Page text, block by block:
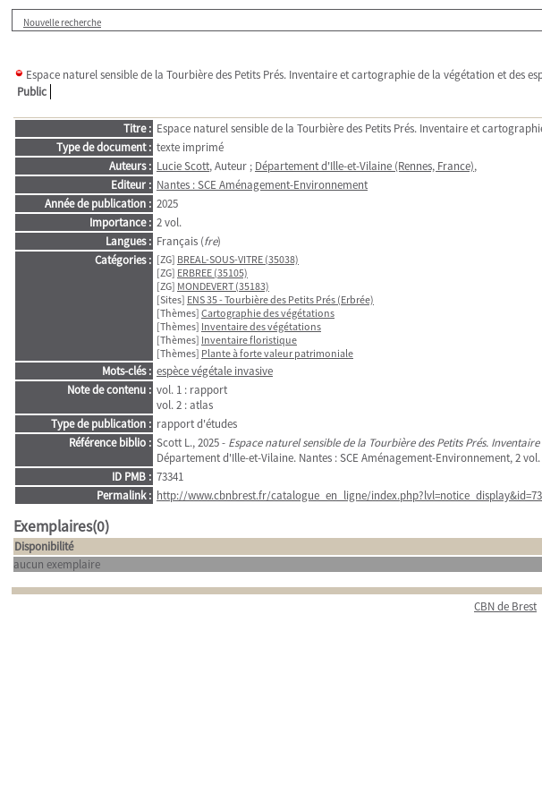
Nouvelle recherche
Espace naturel sensible de la Tourbière des Petits Prés. Inventaire et cartographie de la végétation et des
Public
Titre : Espace naturel sensible de la Tourbière des Petits Prés. Inventaire et
Type de document : texte imprimé
Auteurs : Lucie Scott, Auteur ; Département d'Ille-et-Vilaine (Rennes, France),
Editeur : Nantes : SCE Aménagement-Environnement
Année de publication : 2025
Importance : 2 vol.
Langues : Français (fre)
Catégories : [ZG] BREAL-SOUS-VITRE (35038)
[ZG] ERBREE (35105)
[ZG] MONDEVERT (35183)
[Sites] ENS 35 - Tourbière des Petits Prés (Erbrée)
[Thèmes] Cartographie des végétations
[Thèmes] Inventaire des végétations
[Thèmes] Inventaire floristique
[Thèmes] Plante à forte valeur patrimoniale
Mots-clés : espèce végétale invasive
Note de contenu : vol. 1 : rapport
vol. 2 : atlas
Type de publication : rapport d'études
Référence biblio : Scott L., 2025 - Espace naturel sensible de la Tourbière des Petits Prés.
Département d'Ille-et-Vilaine. Nantes : SCE Aménagement-Environnement, 2 vol.
ID PMB : 73341
Permalink : http://www.cbnbrest.fr/catalogue_en_ligne/
Exemplaires(0)
Disponibilité
aucun exemplaire
CBN de Brest